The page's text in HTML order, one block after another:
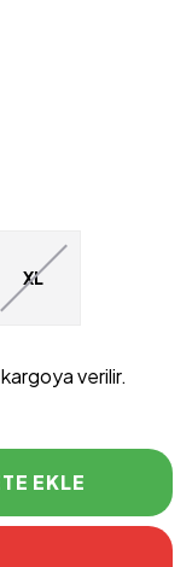
XL
verilir.
EKLE